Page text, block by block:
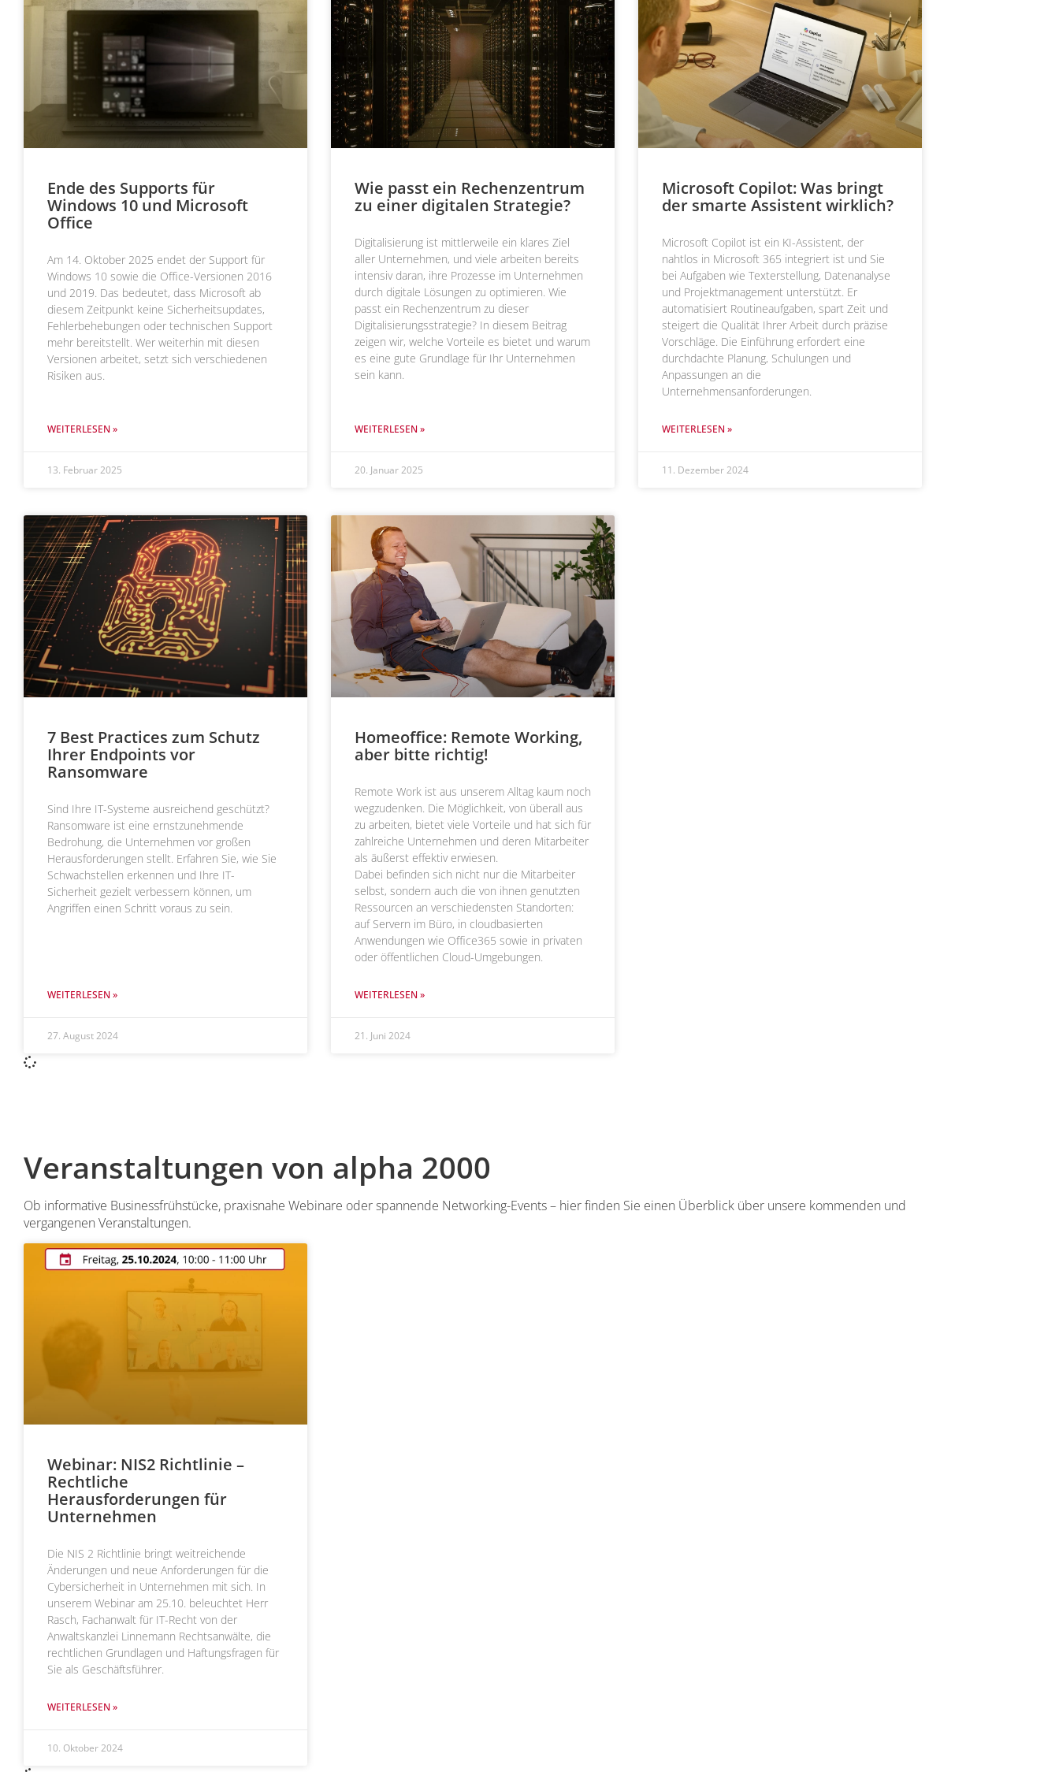
Ende des Supports für
Windows 10 und Microsoft
Office
Am 14. Oktober 2025 endet der Support für
Windows 10 sowie die Office-Versionen 2016
und 2019. Das bedeutet, dass Microsoft ab
diesem Zeitpunkt keine Sicherheitsupdates,
Fehlerbehebungen oder technischen Support
mehr bereitstellt. Wer weiterhin mit diesen
Versionen arbeitet, setzt sich verschiedenen
Risiken aus.
WEITERLESEN »
13. Februar 2025
Wie passt ein Rechenzentrum
zu einer digitalen Strategie?
Digitalisierung ist mittlerweile ein klares Ziel
aller Unternehmen, und viele arbeiten bereits
intensiv daran, ihre Prozesse im Unternehmen
durch digitale Lösungen zu optimieren. Wie
passt ein Rechenzentrum zu dieser
Digitalisierungsstrategie? In diesem Beitrag
zeigen wir, welche Vorteile es bietet und warum
es eine gute Grundlage für Ihr Unternehmen
sein kann.
WEITERLESEN »
20. Januar 2025
Microsoft Copilot: Was bringt
der smarte Assistent wirklich?
Microsoft Copilot ist ein KI-Assistent, der
nahtlos in Microsoft 365 integriert ist und Sie
bei Aufgaben wie Texterstellung, Datenanalyse
und Projektmanagement unterstützt. Er
automatisiert Routineaufgaben, spart Zeit und
steigert die Qualität Ihrer Arbeit durch präzise
Vorschläge. Die Einführung erfordert eine
durchdachte Planung, Schulungen und
Anpassungen an die
Unternehmensanforderungen.
WEITERLESEN »
11. Dezember 2024
7 Best Practices zum Schutz
Ihrer Endpoints vor
Ransomware
Sind Ihre IT-Systeme ausreichend geschützt?
Ransomware ist eine ernstzunehmende
Bedrohung, die Unternehmen vor großen
Herausforderungen stellt. Erfahren Sie, wie Sie
Schwachstellen erkennen und Ihre IT-
Sicherheit gezielt verbessern können, um
Angriffen einen Schritt voraus zu sein.
WEITERLESEN »
27. August 2024
Homeoffice: Remote Working,
aber bitte richtig!
Remote Work ist aus unserem Alltag kaum noch
wegzudenken. Die Möglichkeit, von überall aus
zu arbeiten, bietet viele Vorteile und hat sich für
zahlreiche Unternehmen und deren Mitarbeiter
als äußerst effektiv erwiesen.
Dabei befinden sich nicht nur die Mitarbeiter
selbst, sondern auch die von ihnen genutzten
Ressourcen an verschiedensten Standorten:
auf Servern im Büro, in cloudbasierten
Anwendungen wie Office365 sowie in privaten
oder öffentlichen Cloud-Umgebungen.
WEITERLESEN »
21. Juni 2024
Veranstaltungen von alpha 2000
Ob informative Businessfrühstücke, praxisnahe Webinare oder spannende Networking-Events – hier finden Sie einen Überblick über unsere kommenden und
vergangenen Veranstaltungen.
Webinar: NIS2 Richtlinie –
Rechtliche
Herausforderungen für
Unternehmen
Die NIS 2 Richtlinie bringt weitreichende
Änderungen und neue Anforderungen für die
Cybersicherheit in Unternehmen mit sich. In
unserem Webinar am 25.10. beleuchtet Herr
Rasch, Fachanwalt für IT-Recht von der
Anwaltskanzlei Linnemann Rechtsanwälte, die
rechtlichen Grundlagen und Haftungsfragen für
Sie als Geschäftsführer.
WEITERLESEN »
10. Oktober 2024